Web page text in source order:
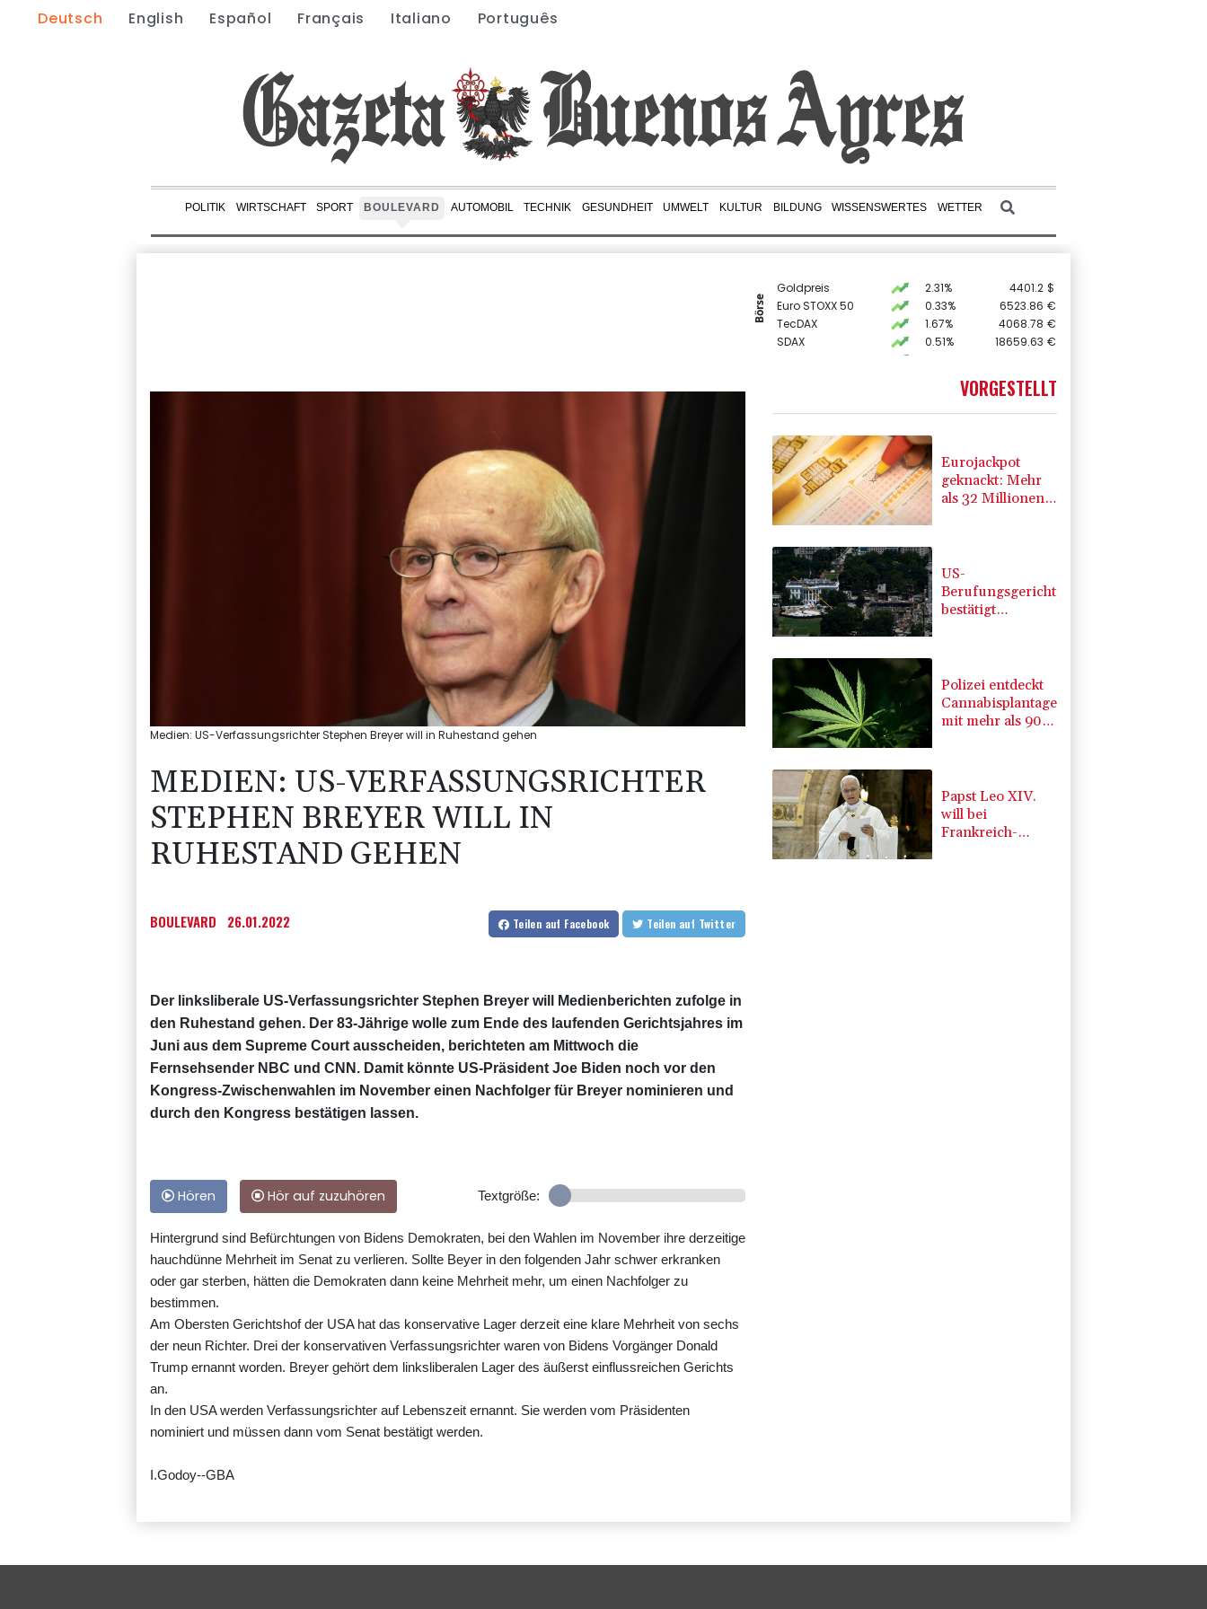
Deutsch English Español Français Italiano Português
POLITIK WIRTSCHAFT SPORT BOULEVARD AUTOMOBIL TECHNIK GESUNDHEIT UMWELT KULTUR BILDUNG WISSENSWERTES WETTER
Börse
Goldpreis 2.31% 4401.2 $
Euro STOXX 50
0.33% 6523.86 €
TecDAX
1.67% 4068.78 €
SDAX
0.51% 18659.63 €
-0.07% 32407.2 €
1.1561 $
Medien: US-Verfassungsrichter Stephen Breyer will in Ruhestand gehen
MEDIEN: US-VERFASSUNGSRICHTER
STEPHEN BREYER WILL IN
RUHESTAND GEHEN
BOULEVARD 26.01.2022 Teilen auf Facebook Teilen auf Twitter
Der linksliberale US-Verfassungsrichter Stephen Breyer will Medienberichten zufolge in
den Ruhestand gehen. Der 83-Jährige wolle zum Ende des laufenden Gerichtsjahres im
Juni aus dem Supreme Court ausscheiden, berichteten am Mittwoch die
Fernsehsender NBC und CNN. Damit könnte US-Präsident Joe Biden noch vor den
Kongress-Zwischenwahlen im November einen Nachfolger für Breyer nominieren und
durch den Kongress bestätigen lassen.
Hören Hör auf zuzuhören Textgröße:
Hintergrund sind Befürchtungen von Bidens Demokraten, bei den Wahlen im November ihre derzeitige
hauchdünne Mehrheit im Senat zu verlieren. Sollte Beyer in den folgenden Jahr schwer erkranken
oder gar sterben, hätten die Demokraten dann keine Mehrheit mehr, um einen Nachfolger zu
bestimmen.
Am Obersten Gerichtshof der USA hat das konservative Lager derzeit eine klare Mehrheit von sechs
der neun Richter. Drei der konservativen Verfassungsrichter waren von Bidens Vorgänger Donald
Trump ernannt worden. Breyer gehört dem linksliberalen Lager des äußerst einflussreichen Gerichts
an.
In den USA werden Verfassungsrichter auf Lebenszeit ernannt. Sie werden vom Präsidenten
nominiert und müssen dann vom Senat bestätigt werden.
I.Godoy--GBA
VORGESTELLT
Eurojackpot
geknackt: Mehr
als 32 Millionen
US-
Berufungsgericht
bestätigt
Ballsaal-Plänen
Polizei entdeckt
Cannabisplantage
mit mehr als 900
Papst Leo XIV.
will bei
Frankreich-